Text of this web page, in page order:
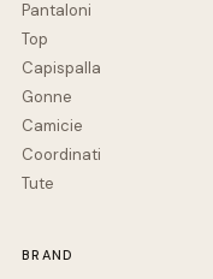
Pantaloni
Top
Capispalla
Gonne
Camicie
Coordinati
Tute
BRAND